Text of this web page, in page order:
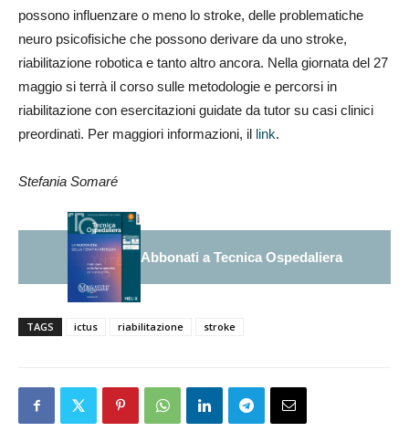
possono influenzare o meno lo stroke, delle problematiche
neuro psicofisiche che possono derivare da uno stroke,
riabilitazione robotica e tanto altro ancora. Nella giornata del 27
maggio si terrà il corso sulle metodologie e percorsi in
riabilitazione con esercitazioni guidate da tutor su casi clinici
preordinati. Per maggiori informazioni, il link.
Stefania Somaré
Abbonati a Tecnica Ospedaliera
TAGS ictus riabilitazione stroke